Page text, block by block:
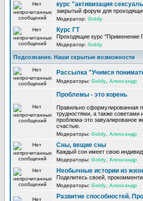
курс "активизация
закрытый форум для
Модератор: Goldy
Курс ГТ
Проходящие курс "Применение
Модератор: Goldy
Подсознание. Наши скрытые возможности
Рассылка "Учимся
Модераторы: Goldy Александр
Проблемы - это корень
Правильно сформулированная
трудностями, а также
проблема-это завуалированое
счастью.
Модераторы: Goldy Александр
Сны, вещие сны
Каждый сон имеет свою
Модераторы: Goldy Александр
Необычные истории из
Поделитесь своей,
Модераторы: Goldy Александр
Развитие способностей.